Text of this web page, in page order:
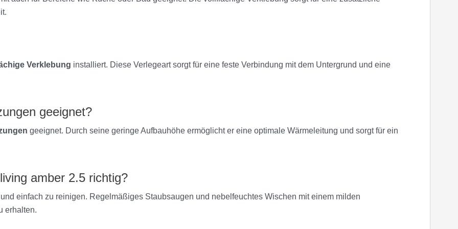
Verklebung installiert. Diese Verlegeart sorgt für eine feste Verbindung mit dem Untergrund und eine
geeignet?
geeignet. Durch seine geringe Aufbauhöhe ermöglicht er eine optimale Wärmeleitung und sorgt für ein
amber 2.5 richtig?
einfach zu reinigen. Regelmäßiges Staubsaugen und nebelfeuchtes Wischen mit einem milden
erhalten.